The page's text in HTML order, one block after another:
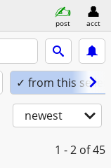
post acct
✓ from this seller
newest
1 - 2 of 45